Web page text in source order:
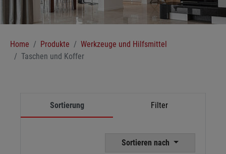
Home Produkte
Werkzeuge und Hilfsmittel
Taschen und Koffer
Sortierung Filter
Sortieren nach